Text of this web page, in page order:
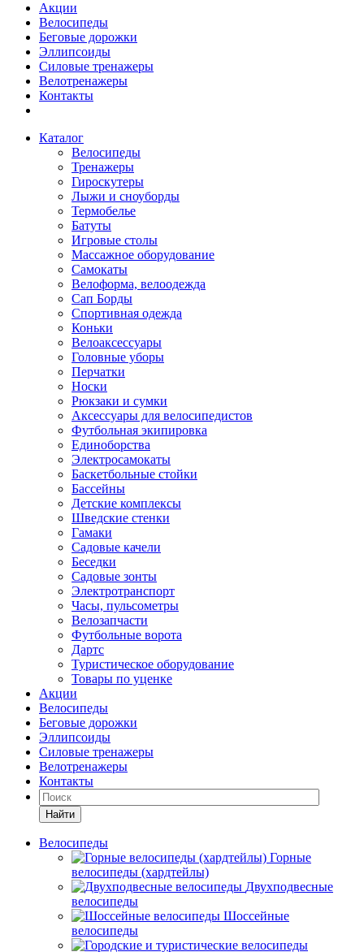
Акции
Велосипеды
Беговые дорожки
Эллипсоиды
Силовые тренажеры
Велотренажеры
Контакты
Каталог
Велосипеды
Тренажеры
Гироскутеры
Лыжи и сноуборды
Термобелье
Батуты
Игровые столы
Массажное оборудование
Самокаты
Велоформа, велоодежда
Сап Борды
Спортивная одежда
Коньки
Велоаксессуары
Головные уборы
Перчатки
Носки
Рюкзаки и сумки
Аксессуары для велосипедистов
Футбольная экипировка
Единоборства
Электросамокаты
Баскетбольные стойки
Бассейны
Детские комплексы
Шведские стенки
Гамаки
Садовые качели
Беседки
Садовые зонты
Электротранспорт
Часы, пульсометры
Велозапчасти
Футбольные ворота
Дартс
Туристическое оборудование
Товары по уценке
Акции
Велосипеды
Беговые дорожки
Эллипсоиды
Силовые тренажеры
Велотренажеры
Контакты
Найти
Велосипеды
Горные
велосипеды (хардтейлы)
Двухподвесные
велосипеды
Шоссейные
велосипеды